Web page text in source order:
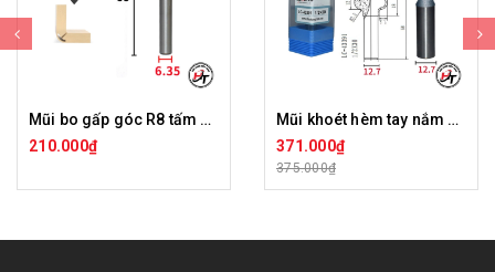
Mũi bo gấp góc R8 tấm ốp than tre chữ T Tideway LC44199
210.000₫
Mũi khoét hèm tay nắm Tideway LC43391
371.000₫
375.000₫